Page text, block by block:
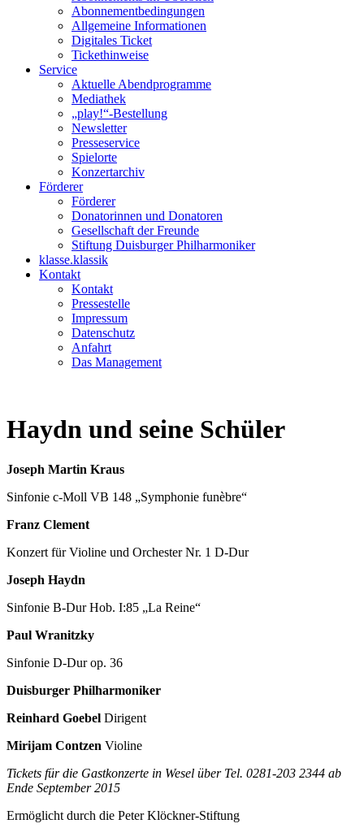
Abonnement­bedingungen
Allgemeine Informationen
Digitales Ticket
Ticket­hinweise
Service
Aktuelle Abendprogramme
Mediathek
„play!“-Bestellung
Newsletter
Presseservice
Spielorte
Konzertarchiv
Förderer
Förderer
Donatorinnen und Donatoren
Gesellschaft der Freunde
Stiftung Duisburger Philharmoniker
klasse.klassik
Kontakt
Kontakt
Pressestelle
Impressum
Datenschutz
Anfahrt
Das Management
Haydn und seine Schüler
Joseph Martin Kraus
Sinfonie c-Moll VB 148 „Symphonie funèbre“
Franz Clement
Konzert für Violine und Orchester Nr. 1 D-Dur
Joseph Haydn
Sinfonie B-Dur Hob. I:85 „La Reine“
Paul Wranitzky
Sinfonie D-Dur op. 36
Duisburger Philharmoniker
Reinhard Goebel Dirigent
Mirijam Contzen Violine
Tickets für die Gastkonzerte in Wesel über Tel. 0281-203 2344 ab
Ende September 2015
Ermöglicht durch die Peter Klöckner-Stiftung